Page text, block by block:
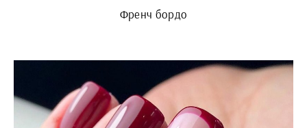
Френч бордо